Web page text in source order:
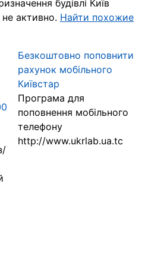
будівлі Київ
активно. Найти похожие
Безкоштовно поповнити
рахунок мобільного
Київстар
Програма для
поповнення мобільного
телефону
http://www.ukrlab.ua.tc